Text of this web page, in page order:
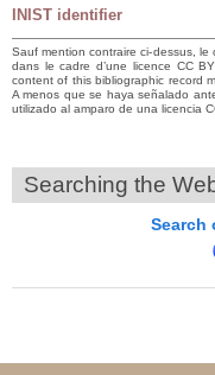
INIST identifier
Sauf mention contraire ci-dessus,
dans le cadre d’une licence CC
content of this bibliographic record
A menos que se haya señalado
utilizado al amparo de una licencia
Searching the
Search